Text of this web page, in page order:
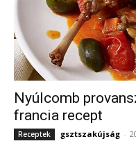
Nyúlcomb
francia recept
Receptek gsztszakújság -